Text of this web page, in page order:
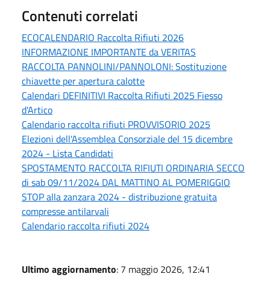
Contenuti correlati
ECOCALENDARIO Raccolta Rifiuti 2026
INFORMAZIONE IMPORTANTE da VERITAS
RACCOLTA PANNOLINI/PANNOLONI: Sostituzione
chiavette per apertura calotte
Calendari DEFINITIVI Raccolta Rifiuti 2025 Fiesso
d'Artico
Calendario raccolta rifiuti PROVVISORIO 2025
Elezioni dell'Assemblea Consorziale del 15 dicembre
2024 - Lista Candidati
SPOSTAMENTO RACCOLTA RIFIUTI ORDINARIA SECCO
di sab 09/11/2024 DAL MATTINO AL POMERIGGIO
STOP alla zanzara 2024 - distribuzione gratuita
compresse antilarvali
Calendario raccolta rifiuti 2024
Ultimo aggiornamento: 7 maggio 2026, 12:41